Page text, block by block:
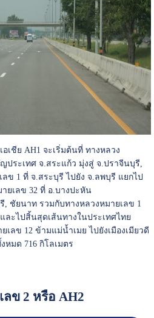
เชีย AH1 จะเริ่มต้นที่ ทางหลวง
ประเทศ จ.สระแก้ว มุ่งสู่ จ.ปราจีนบุรี,
ข 1 ที่ จ.สระบุรี ไปยัง จ.ลพบุรี แยกไป
ยเลข 32 ที่ อ.บางปะหัน
ชัยนาท รวมกับทางหลวงหมายเลข 1
ละไปสิ้นสุดเส้นทางในประเทศไทย
ลข 12 ข้ามแม่น้ำเมย ไปยังเมืองเมียวดี
หมด 716 กิโลเมตร
ลข 2 หรือ AH2